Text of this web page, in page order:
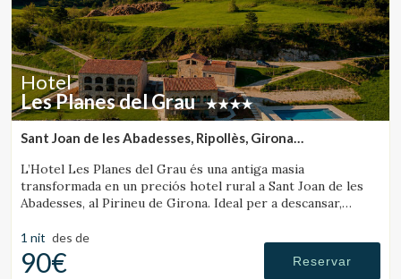
Hotel
Les Planes del Grau
Sant Joan de les Abadesses, Ripollès, Girona
L’Hotel Les Planes del Grau és una antiga masia
transformada en un preciós hotel rural a Sant Joan de les
Abadesses, al Pirineu de Girona. Ideal per a descansar,
1 nit des de
90€ Reservar
informació sobre les preferències i les eleccions personals
de l'usuari a través de l'observació continuada dels seus
hàbits de navegació. Gràcies a elles, podem conèixer els
hàbits de navegació al lloc web i mostrar publicitat
relacionada amb el perfil de navegació de l'usuari.